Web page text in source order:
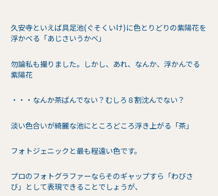
久安寺といえば具足池(ぐそくいけ)に色とりどりの紫陽花を
浮かべる「あじさいうかべ」
勿論私も撮りました。しかし、あれ、なんか、浮かんでる
紫陽花
・・・なんか茶ばんでない？むしろ８割沈んでない？
淡い色合いが綺麗な池にところどころ浮き上がる「茶」
フォトジェニックと最も程遠い色です。
プロのフォトグラファーならそのギャップすら「わびさ
び」として表現できることでしょうが、